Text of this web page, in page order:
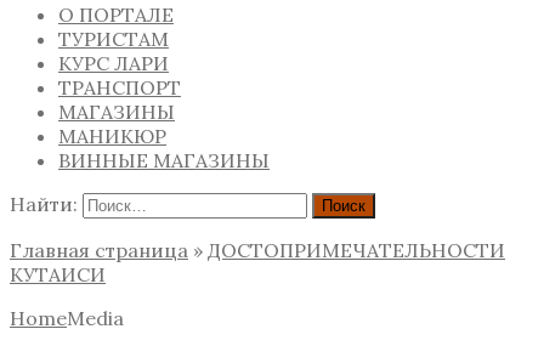
О ПОРТАЛЕ
ТУРИСТАМ
КУРС ЛАРИ
ТРАНСПОРТ
МАГАЗИНЫ
МАНИКЮР
ВИННЫЕ МАГАЗИНЫ
Найти:
Главная страница » ДОСТОПРИМЕЧАТЕЛЬНОСТИ
КУТАИСИ
HomeMedia